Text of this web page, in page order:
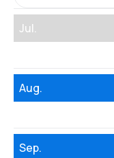
Jul.
Aug.
Sep.